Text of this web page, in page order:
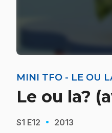
MINI TFO - LE OU
Le ou la?
S1 E12 · 2013